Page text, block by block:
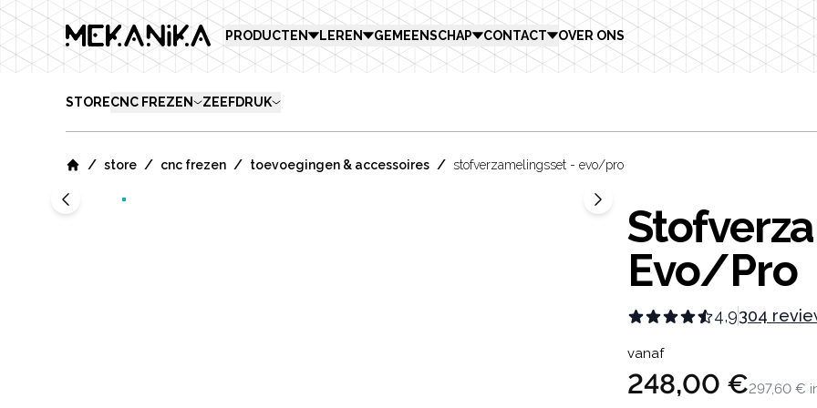
MEKANIKA PRODUCTEN LEREN GEMEENSCHAP CONTACT OVER ONS
STORECNC FREZEN ZEEFDRUK
/ store / cnc frezen / toevoegingen & accessoires / stofverzamelingsset - evo/pro
Evo/Pro
4,9304
Product
vanaf
248,00 €297,60 €